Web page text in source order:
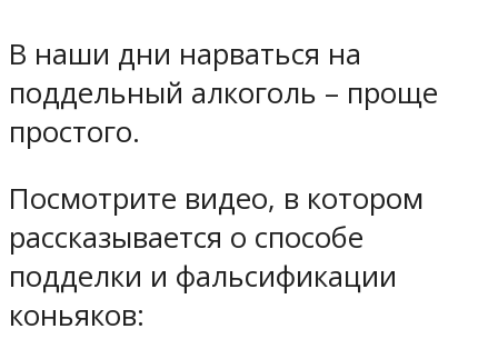
В наши дни нарваться на
поддельный алкоголь – проще
простого.
Посмотрите видео, в котором
рассказывается о способе
подделки и фальсификации
коньяков: